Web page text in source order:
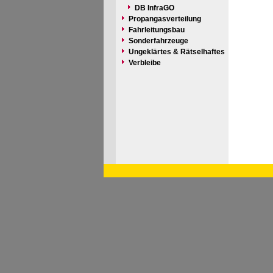
DB InfraGO
Propangasverteilung
Fahrleitungsbau
Sonderfahrzeuge
Ungeklärtes & Rätselhaftes
Verbleibe